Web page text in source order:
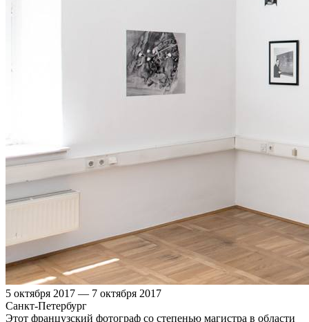
5 октября 2017 — 7 октября 2017
Санкт-Петербург
Этот французский фотограф со степенью магистра в области